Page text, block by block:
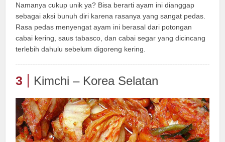
Namanya cukup unik ya? Bisa berarti ayam ini dianggap
sebagai aksi bunuh diri karena rasanya yang sangat pedas.
Rasa pedas menyengat ayam ini berasal dari potongan
cabai kering, saus tabasco, dan cabai segar yang dicincang
terlebih dahulu sebelum digoreng kering.
3 Kimchi – Korea Selatan